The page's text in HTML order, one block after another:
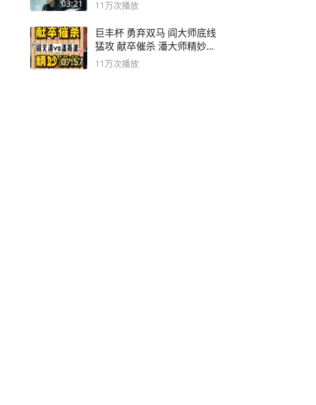
03:21 11万次播放
07:57
巨丰杯 勇弃双马 阎大师底线
猛攻 献卒催杀 潘大师精妙入
局
11万次播放